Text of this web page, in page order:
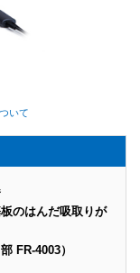
いて
のはんだ吸取りが
FR-4003）